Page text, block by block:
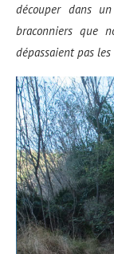
découper dans
braconniers que
dépassaient pas les